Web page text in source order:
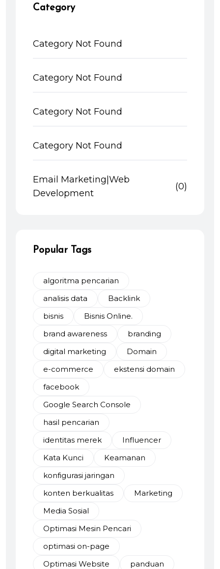
Category
Category Not Found
Category Not Found
Category Not Found
Category Not Found
Email Marketing|Web
Development
(0)
Popular Tags
algoritma pencarian
analisis data
Backlink
bisnis
Bisnis Online.
brand awareness
branding
digital marketing
Domain
e-commerce
ekstensi domain
facebook
Google Search Console
hasil pencarian
identitas merek
Influencer
Kata Kunci
Keamanan
konfigurasi jaringan
konten berkualitas
Marketing
Media Sosial
Optimasi Mesin Pencari
optimasi on-page
Optimasi Website
panduan